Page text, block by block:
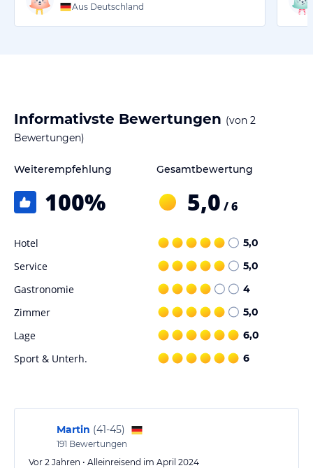
Aus Deutschland
Informativste Bewertungen (von 2
Bewertungen)
Weiterempfehlung
100%
Gesamtbewertung
5,0 / 6
Hotel 5,0
Service 5,0
Gastronomie 4
Zimmer 5,0
Lage 6,0
Sport & Unterh. 6
Martin (41-45)
191 Bewertungen
Vor 2 Jahren • Alleinreisend im April 2024